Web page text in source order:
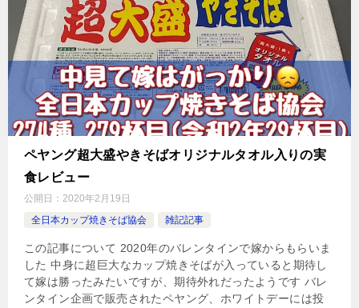
ペヤング超大盛やきそばオリジナルタオル入りの実
食レビュー
公開日： 2020年2月19日
全日本カップ焼きそば協会
雑記記事
この記事について 2020年のバレンタインで嫁からもらいま
した 中身に超巨大なカップ焼きそばが入っていると期待し
て嫁は勝ったみたいですが、期待外れだったようです バレ
ンタイン企画で販売されたペヤング、ホワイトデーには投